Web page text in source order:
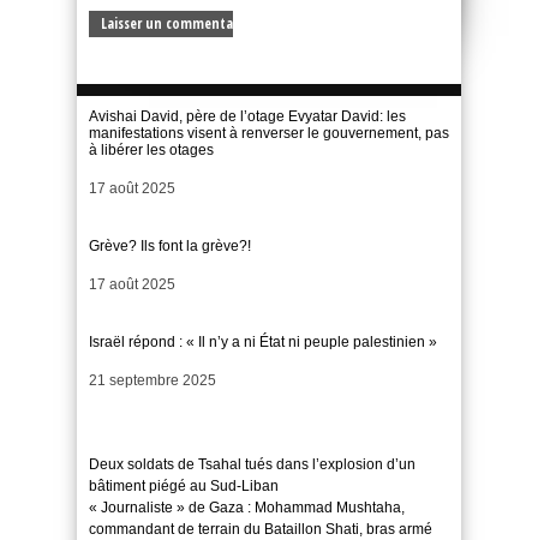
Avishai David, père de l’otage Evyatar David: les
manifestations visent à renverser le gouvernement, pas
à libérer les otages
Date
17 août 2025
Grève? Ils font la grève?!
Date
17 août 2025
Israël répond : « Il n’y a ni État ni peuple palestinien »
Date
21 septembre 2025
Deux soldats de Tsahal tués dans l’explosion d’un
bâtiment piégé au Sud-Liban
« Journaliste » de Gaza : Mohammad Mushtaha,
commandant de terrain du Bataillon Shati, bras armé